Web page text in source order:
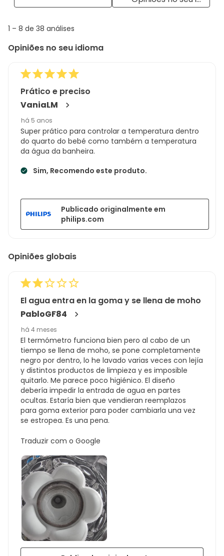
with
1
8
análises
1 – 8 de 38 análises
Opiniões no seu idioma
Prático e preciso
VaniaLM
há 5 anos
Super prático para controlar a temperatura dentro
do quarto do bebé como também a temperatura
da água da banheira.
Sim, Recomendo este produto.
Publicado originalmente em
philips.com
Opiniões globais
El agua entra en la goma y se llena de moho
PabloGF84
há 4 meses
El termómetro funciona bien pero al cabo de un
tiempo se llena de moho, se pone completamente
negro por dentro, lo he lavado varias veces con lejía
y distintos productos de limpieza y es imposible
quitarlo. Me parece poco higiénico. El diseño
debería impedir la entrada de agua en partes
ocultas. Estaría bien que vendieran reemplazos
para goma exterior para poder cambiarla una vez
se estropea. Es una pena.
Traduzir com o Google